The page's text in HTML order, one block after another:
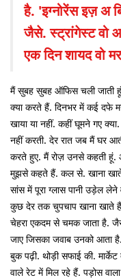
है. 'इग्नोरेंस इज़ अ
जैसे. स्ट्रांगेस्ट वो
एक दिन शायद वो
मैं सुबह सुबह ऑफिस चली जाती
क्या करते हैं. दिनभर में कई दफे
खाया या नहीं. कहीं घूमने गए
नहीं करती. देर रात जब मैं घर
करते हुए. मैं रोज़ उनसे कहती हूं.
मुझसे कहते हैं. कल से. खाना खाते
सांस में पूरा ग्लास पानी उड़ेल
कुछ देर तक चुपचाप खाना खाते
चेहरा एकदम से चमक जाता है.
जाए जिसका जवाब उनको आता
बुक पढ़ी. थोड़ी सफाई की.
वाले रेट में मिल रहे हैं. पड़ोस वाला